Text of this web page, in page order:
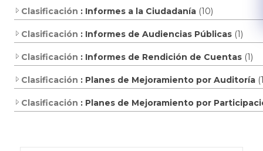
Clasificación : Informes a la Ciudadanía (10)
Clasificación : Informes de Audiencias Públicas (1)
Clasificación : Informes de Rendición de Cuentas (1)
Clasificación : Planes de Mejoramiento por Auditoría
Clasificación : Planes de Mejoramiento por